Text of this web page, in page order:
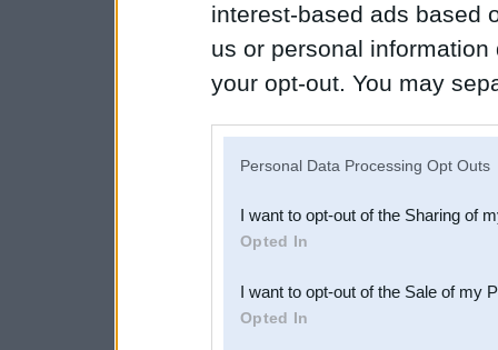
interest-based ads based
us or personal
your opt-out. You may
Downstream Participants
third parties.
Personal Data Processing Opt Outs
I want to opt-out of the Sharing of
Opted In
I want to opt-out of the Sale of my
Opted In